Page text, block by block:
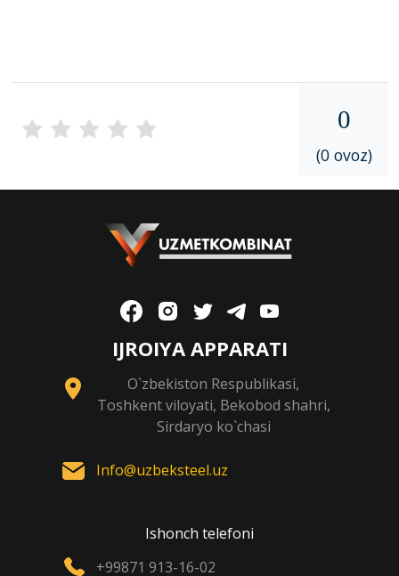
0
(0 ovoz)
IJROIYA APPARATI
O`zbekiston Respublikasi,
Toshkent viloyati, Bekobod shahri,
Sirdaryo ko`chasi
Info@uzbeksteel.uz
Ishonch telefoni
+99871 913-16-02